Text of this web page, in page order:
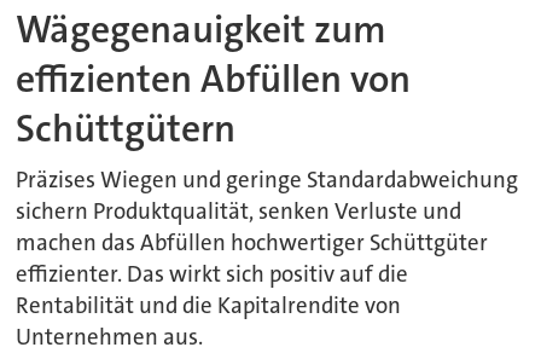
Wägegenauigkeit zum
effizienten Abfüllen von
Schüttgütern
Präzises Wiegen und geringe Standardabweichung
sichern Produktqualität, senken Verluste und
machen das Abfüllen hochwertiger Schüttgüter
effizienter. Das wirkt sich positiv auf die
Rentabilität und die Kapitalrendite von
Unternehmen aus.